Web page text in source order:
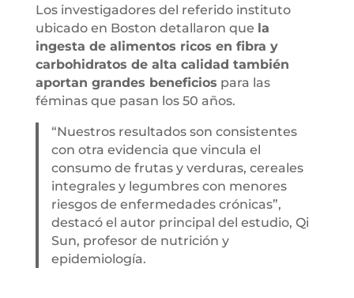
Los investigadores del referido instituto
ubicado en Boston detallaron que la
ingesta de alimentos ricos en fibra y
carbohidratos de alta calidad también
aportan grandes beneficios para las
féminas que pasan los 50 años.
“Nuestros resultados son consistentes
con otra evidencia que vincula el
consumo de frutas y verduras, cereales
integrales y legumbres con menores
riesgos de enfermedades crónicas”,
destacó el autor principal del estudio, Qi
Sun, profesor de nutrición y
epidemiología.